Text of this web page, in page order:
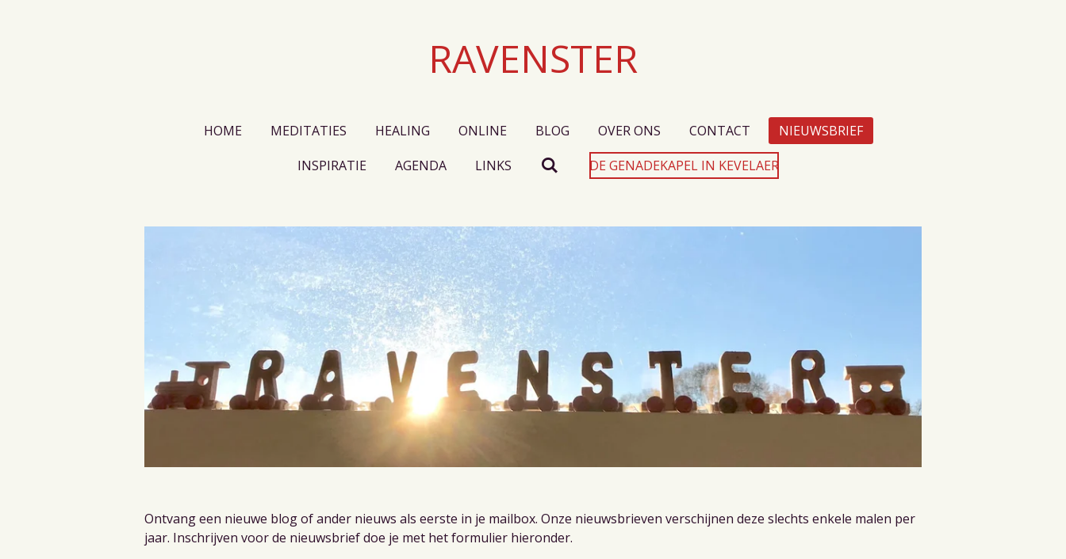
RAVENSTER
HOME MEDITATIES HEALING ONLINE BLOG OVER ONS CONTACT
NIEUWSBRIEF
INSPIRATIE
AGENDA LINKS DE GENADEKAPEL IN KEVELAER
Ontvang een nieuwe blog of ander nieuws als eerste in je mailbox. Onze nieuwsbrieven verschijnen deze slechts enkele malen per
jaar. Inschrijven voor de nieuwsbrief doe je met het formulier hieronder.